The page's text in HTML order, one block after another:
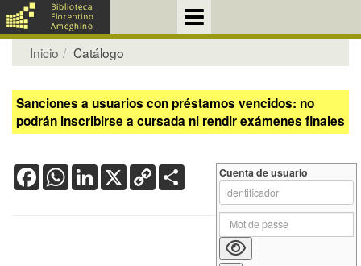
Inicio Catálogo
Sanciones a usuarios con préstamos vencidos: no
podrán inscribirse a cursada ni rendir exámenes finales
FacebookWhatsApp
LinkedIn
X Copy
Link
Cuenta de usuario